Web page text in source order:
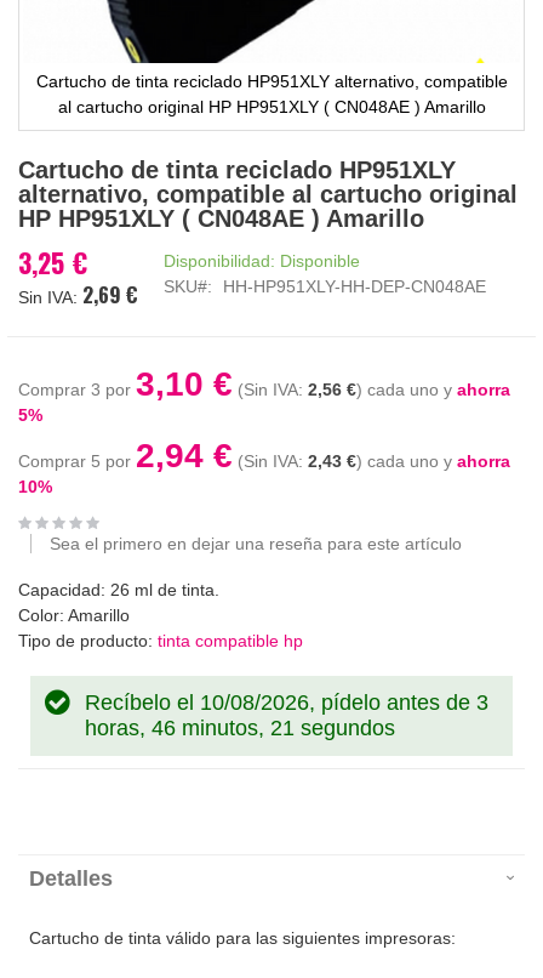
Cartucho de tinta reciclado HP951XLY alternativo, compatible
al cartucho original HP HP951XLY ( CN048AE ) Amarillo
al
comienzo
de
galería
de
Cartucho de tinta reciclado HP951XLY
alternativo, compatible al cartucho original
HP HP951XLY ( CN048AE ) Amarillo
3,25 €
2,69 €
Disponibilidad: Disponible
SKU
HH-HP951XLY-HH-DEP-CN048AE
Comprar 3 por 3,10 € 2,56 € cada uno y ahorra
5%
Comprar 5 por 2,94 € 2,43 € cada uno y ahorra
10%
Sea el primero en dejar una reseña para este artículo
Capacidad: 26 ml de tinta.
Color: Amarillo
Tipo de producto: tinta compatible hp
Recíbelo el 10/08/2026, pídelo antes de 3
horas, 46 minutos, 21 segundos
Detalles
Cartucho de tinta válido para las siguientes impresoras: